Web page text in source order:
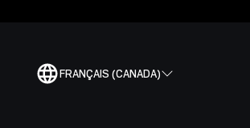
FRANÇAIS (CANADA)